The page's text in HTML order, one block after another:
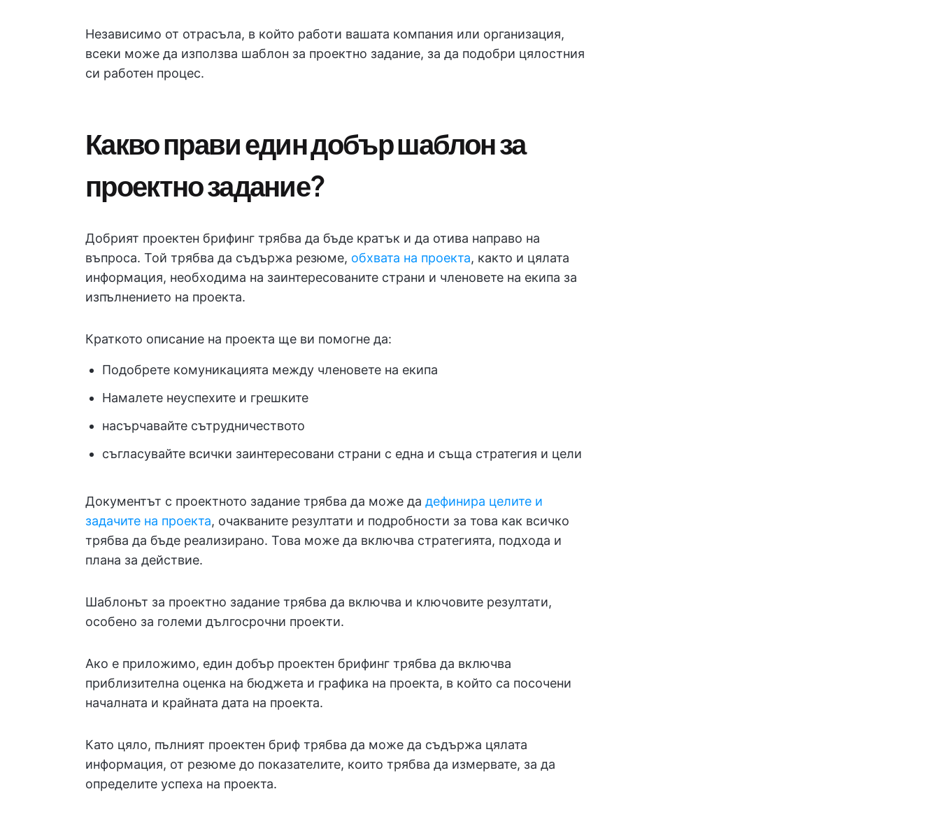
Независимо от отрасъла, в който работи вашата компания или организация,
всеки може да използва шаблон за проектно задание, за да подобри цялостния
си работен процес.
Какво прави един добър шаблон за
проектно задание?
Добрият проектен брифинг трябва да бъде кратък и да отива направо на
въпроса. Той трябва да съдържа резюме, обхвата на проекта, както и цялата
информация, необходима на заинтересованите страни и членовете на екипа за
изпълнението на проекта.
Краткото описание на проекта ще ви помогне да:
Подобрете комуникацията между членовете на екипа
Намалете неуспехите и грешките
насърчавайте сътрудничеството
съгласувайте всички заинтересовани страни с една и съща стратегия и цели
Документът с проектното задание трябва да може да дефинира целите и
задачите на проекта, очакваните резултати и подробности за това как всичко
трябва да бъде реализирано. Това може да включва стратегията, подхода и
плана за действие.
Шаблонът за проектно задание трябва да включва и ключовите резултати,
особено за големи дългосрочни проекти.
Ако е приложимо, един добър проектен брифинг трябва да включва
приблизителна оценка на бюджета и графика на проекта, в който са посочени
началната и крайната дата на проекта.
Като цяло, пълният проектен бриф трябва да може да съдържа цялата
информация, от резюме до показателите, които трябва да измервате, за да
определите успеха на проекта.